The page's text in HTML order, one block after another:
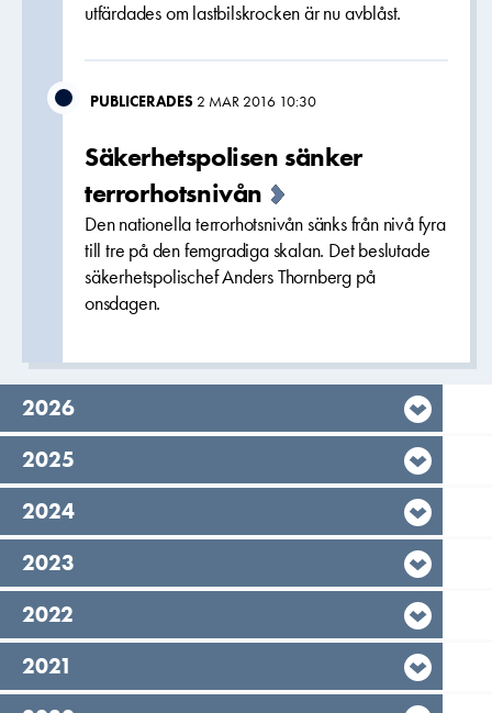
utfärdades om lastbilskrocken är nu avblåst.
PUBLICERADES 2 MAR 2016 10:30
Säkerhetspolisen sänker
terrorhotsnivån
Den nationella terrorhotsnivån sänks från nivå fyra
till tre på den femgradiga skalan. Det beslutade
säkerhetspolischef Anders Thornberg på
onsdagen.
År,
2026
År,
2025
År,
2024
År,
2023
År,
2022
År,
2021